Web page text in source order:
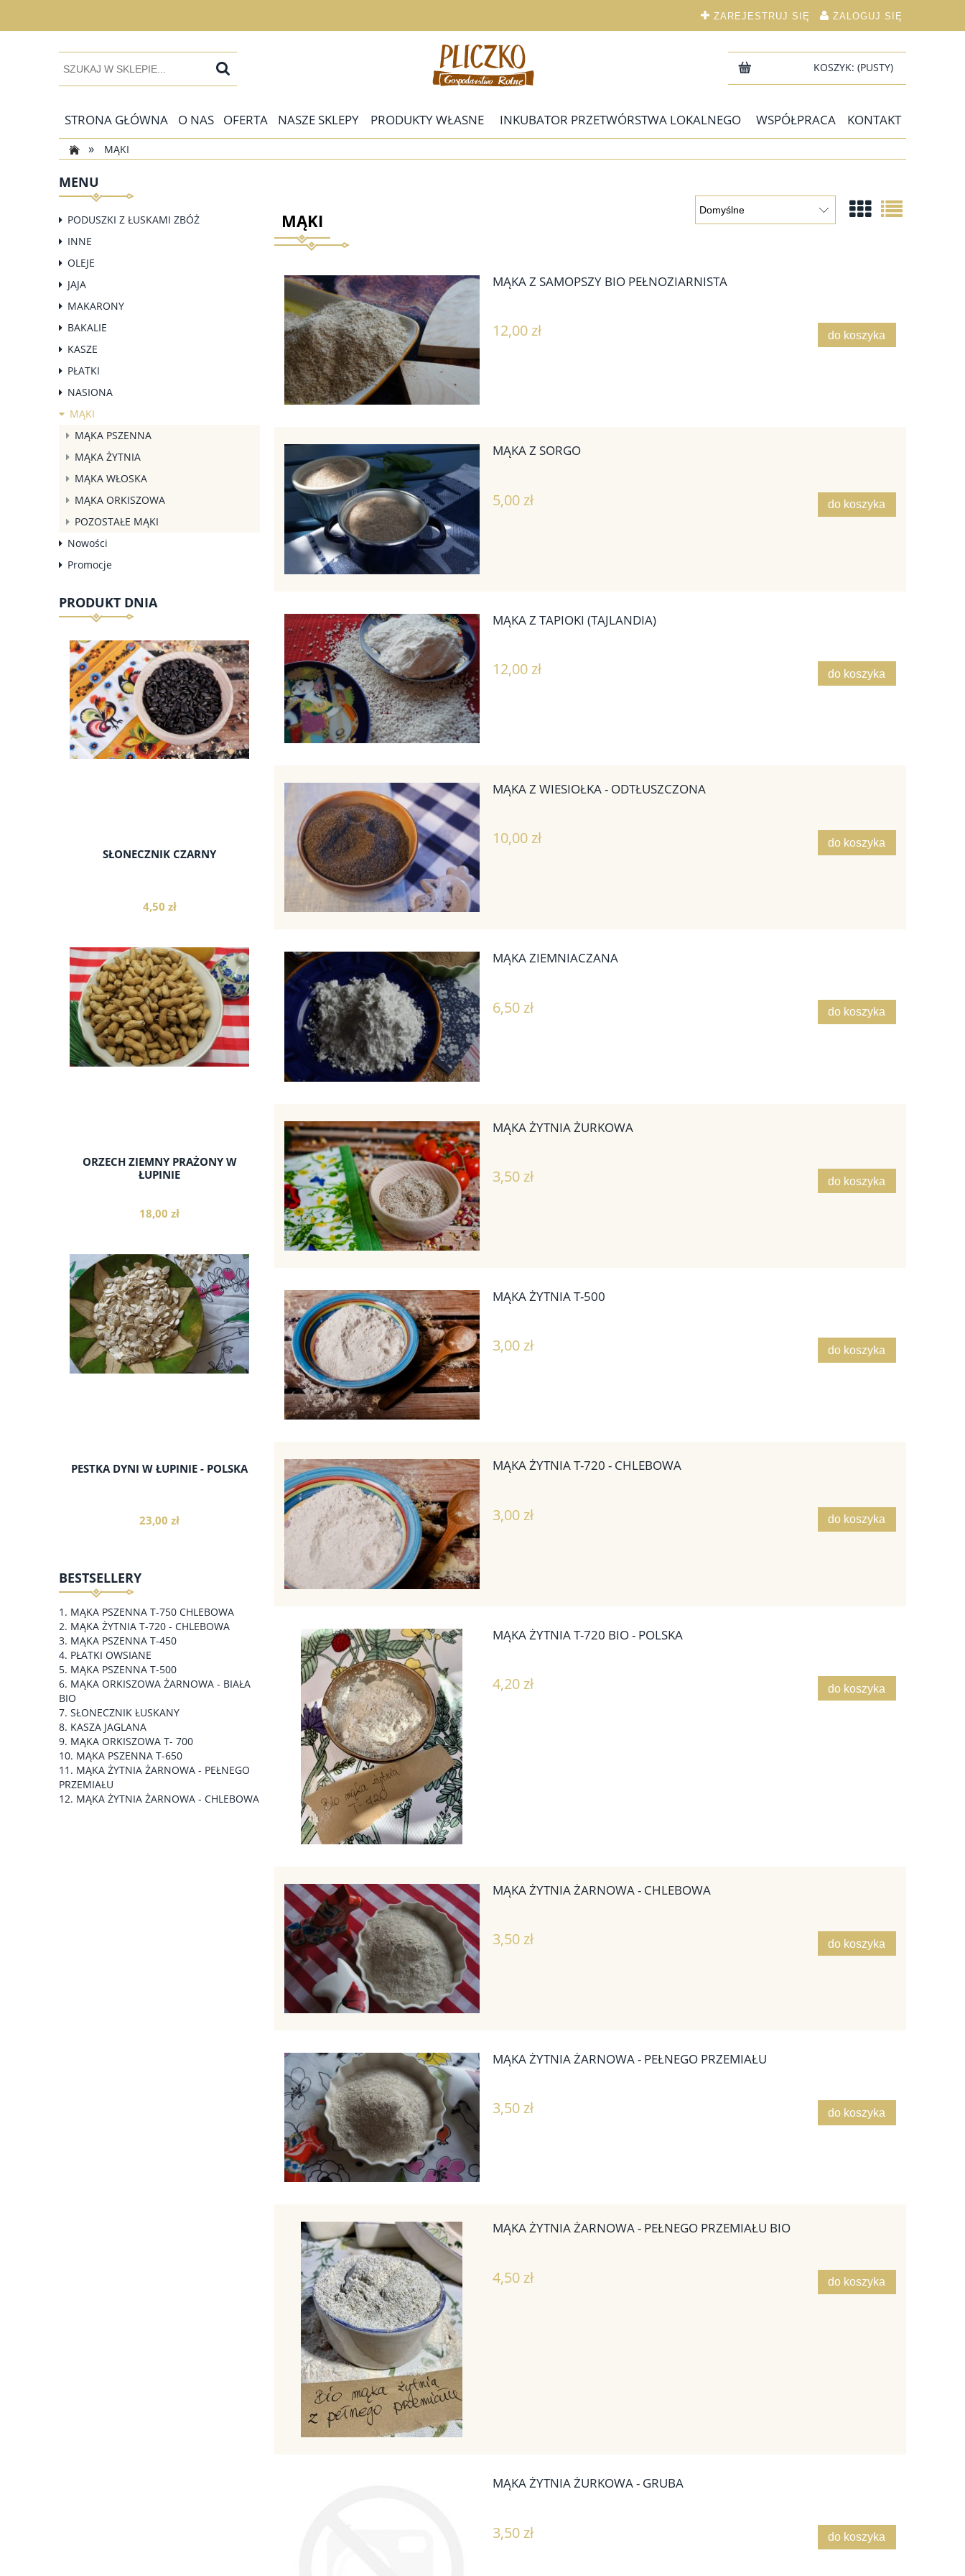
ZAREJESTRUJ SIĘ ZALOGUJ SIĘ
KOSZYK: (PUSTY)
STRONA GŁÓWNA O NAS OFERTA NASZE SKLEPY PRODUKTY WŁASNE INKUBATOR PRZETWÓRSTWA LOKALNEGO WSPÓŁPRACA
KONTAKT
»
MĄKI
MENU
PODUSZKI Z ŁUSKAMI ZBÓŻ
INNE
OLEJE
JAJA
MAKARONY
BAKALIE
KASZE
PŁATKI
NASIONA
MĄKI
MĄKA PSZENNA
MĄKA ŻYTNIA
MĄKA WŁOSKA
MĄKA ORKISZOWA
POZOSTAŁE MĄKI
Nowości
Promocje
PRODUKT DNIA
SŁONECZNIK CZARNY
4,50 zł
do koszyka
ORZECH ZIEMNY PRAŻONY W
ŁUPINIE
18,00 zł
do koszyka
PESTKA DYNI W ŁUPINIE - POLSKA
23,00 zł
do koszyka
BESTSELLERY
MĄKA PSZENNA T-750 CHLEBOWA
MĄKA ŻYTNIA T-720 - CHLEBOWA
MĄKA PSZENNA T-450
PŁATKI OWSIANE
MĄKA PSZENNA T-500
MĄKA ORKISZOWA ŻARNOWA - BIAŁA
BIO
SŁONECZNIK ŁUSKANY
KASZA JAGLANA
MĄKA ORKISZOWA T- 700
MĄKA PSZENNA T-650
MĄKA ŻYTNIA ŻARNOWA - PEŁNEGO
PRZEMIAŁU
MĄKA ŻYTNIA ŻARNOWA - CHLEBOWA
MĄKI
MĄKA Z SAMOPSZY BIO PEŁNOZIARNISTA
12,00 zł do koszyka
MĄKA Z SORGO
5,00 zł do koszyka
MĄKA Z TAPIOKI (TAJLANDIA)
12,00 zł do koszyka
MĄKA Z WIESIOŁKA - ODTŁUSZCZONA
10,00 zł do koszyka
MĄKA ZIEMNIACZANA
6,50 zł do koszyka
MĄKA ŻYTNIA ŻURKOWA
3,50 zł do koszyka
MĄKA ŻYTNIA T-500
3,00 zł do koszyka
MĄKA ŻYTNIA T-720 - CHLEBOWA
3,00 zł do koszyka
MĄKA ŻYTNIA T-720 BIO - POLSKA
4,20 zł do koszyka
MĄKA ŻYTNIA ŻARNOWA - CHLEBOWA
3,50 zł do koszyka
MĄKA ŻYTNIA ŻARNOWA - PEŁNEGO PRZEMIAŁU
3,50 zł do koszyka
MĄKA ŻYTNIA ŻARNOWA - PEŁNEGO PRZEMIAŁU BIO
4,50 zł do koszyka
MĄKA ŻYTNIA ŻURKOWA - GRUBA
3,50 zł do koszyka